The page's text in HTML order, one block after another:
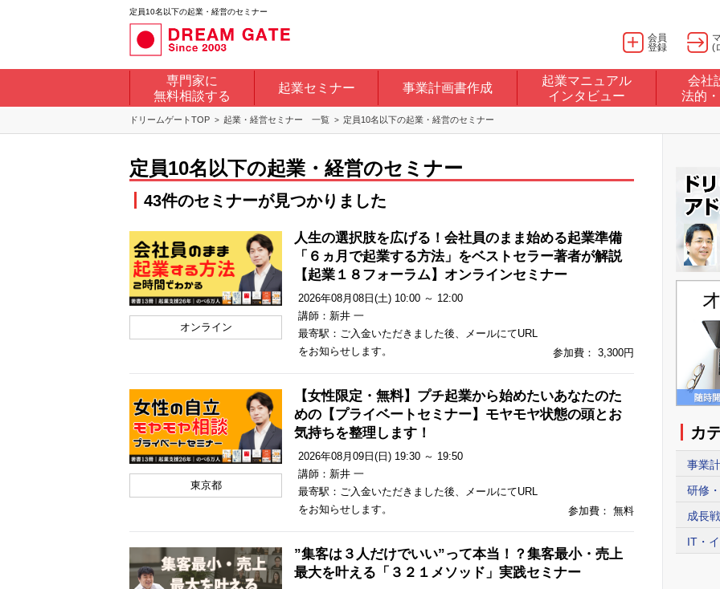
定員10名以下の起業・経営のセミナー
会員
登録
(
専門家に
無料相談する
起業セミナー 事業計画書作成
起業マニュアル
インタビュー
会社
法的
ドリームゲートTOP 起業・経営セミナー 一覧 定員10名以下の起業・経営のセミナー
定員10名以下の起業・経営のセミナー
43件のセミナーが見つかりました
オンライン
人生の選択肢を広げる！会社員のまま始める起業準備
「６ヵ月で起業する方法」をベストセラー著者が解説
【起業１８フォーラム】オンラインセミナー
2026年08月08日(土) 10:00 ～ 12:00
講師：新井 一
最寄駅：ご入金いただきました後、メールにてURL
をお知らせします。
参加費： 3,300円
東京都
【女性限定・無料】プチ起業から始めたいあなたのた
めの【プライベートセミナー】モヤモヤ状態の頭とお
気持ちを整理します！
2026年08月09日(日) 19:30 ～ 19:50
講師：新井 一
最寄駅：ご入金いただきました後、メールにてURL
をお知らせします。
参加費： 無料
”集客は３人だけでいい”って本当！？集客最小・売上
最大を叶える「３２１メソッド」実践セミナー
カ
事業
研修
成長
IT・